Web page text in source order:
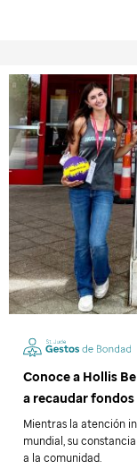
Conoce a Hollis
a recaudar fondos
Mientras la atención
mundial, su
a la comunidad.